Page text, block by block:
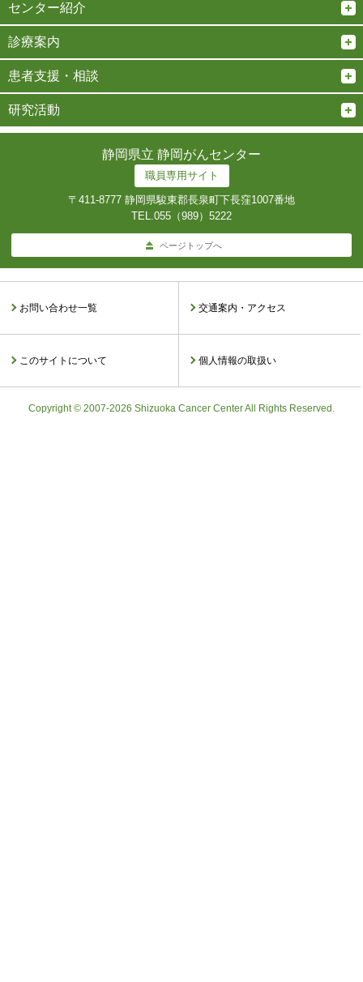
センター紹介
診療案内
患者支援・相談
研究活動
静岡県立 静岡がんセンター
職員専用サイト
〒411-8777 静岡県駿東郡長泉町下長窪1007番地
TEL.055（989）5222
ページトップへ
お問い合わせ一覧 交通案内・アクセス
このサイトについて 個人情報の取扱い
Copyright © 2007-2026 Shizuoka Cancer Center All Rights Reserved.